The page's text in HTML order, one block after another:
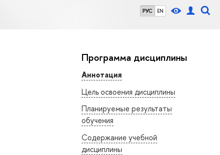
РУС EN
Программа дисциплины
Аннотация
Цель освоения дисциплины
Планируемые результаты
обучения
Содержание учебной
дисциплины